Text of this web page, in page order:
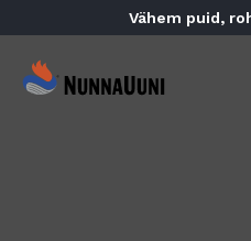
content
Vähem puid,
NunnaUuni